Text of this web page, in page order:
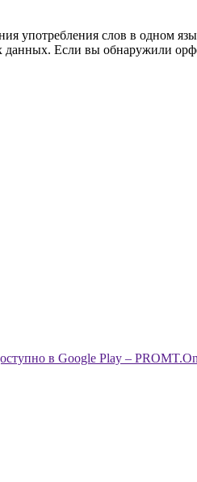
употребления слов в одном
данных. Если вы обнаружили